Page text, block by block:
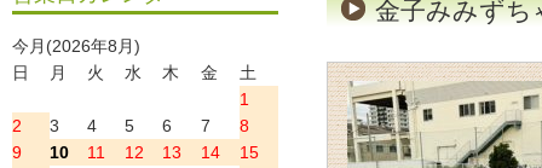
金子みみずち
今月(2026年8月)
日
月 火 水 木 金
土
1
2
3 4 5 6 7
8
9
10 11 12 13 14
15